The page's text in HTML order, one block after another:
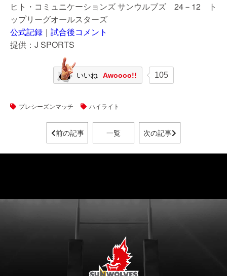
ヒト・コミュニケーションズ サンウルブズ 24－12 ト
ップリーグオールスターズ
公式記録 ｜ 試合後コメント
提供：J SPORTS
いいね Awoooo!! 105
プレシーズンマッチ ハイライト
前の記事 一覧 次の記事